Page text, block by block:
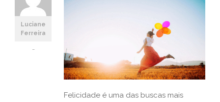
Luciane
Ferreira
-
Felicidade é uma das buscas mais